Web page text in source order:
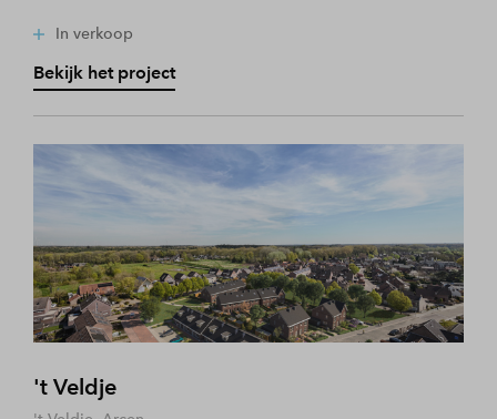
In verkoop
Bekijk het project
't Veldje